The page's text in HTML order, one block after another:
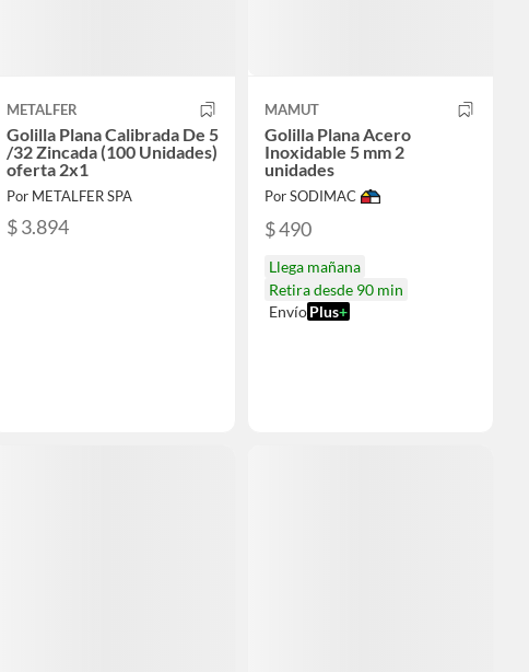
METALFER
Golilla Plana Calibrada De 5
/32 Zincada (100 Unidades)
oferta 2x1
Por METALFER SPA
$ 3.894
MAMUT
Golilla Plana Acero
Inoxidable 5 mm 2
unidades
Por SODIMAC
$ 490
Llega mañana
Retira desde 90 min
EnvíoPlus+